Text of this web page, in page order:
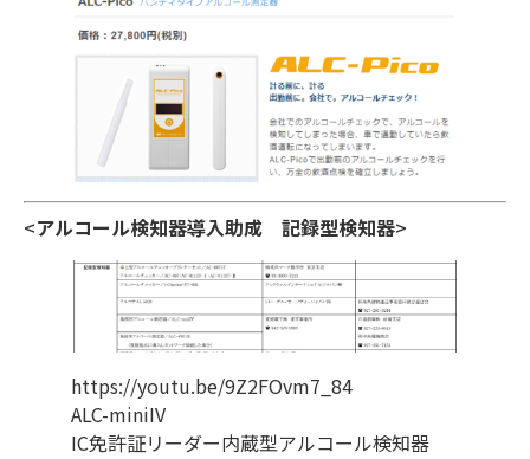
<アルコール検知器導入助成 記録型検知器>
https://youtu.be/9Z2FOvm7_84
ALC-miniIV
IC免許証リーダー内蔵型アルコール検知器